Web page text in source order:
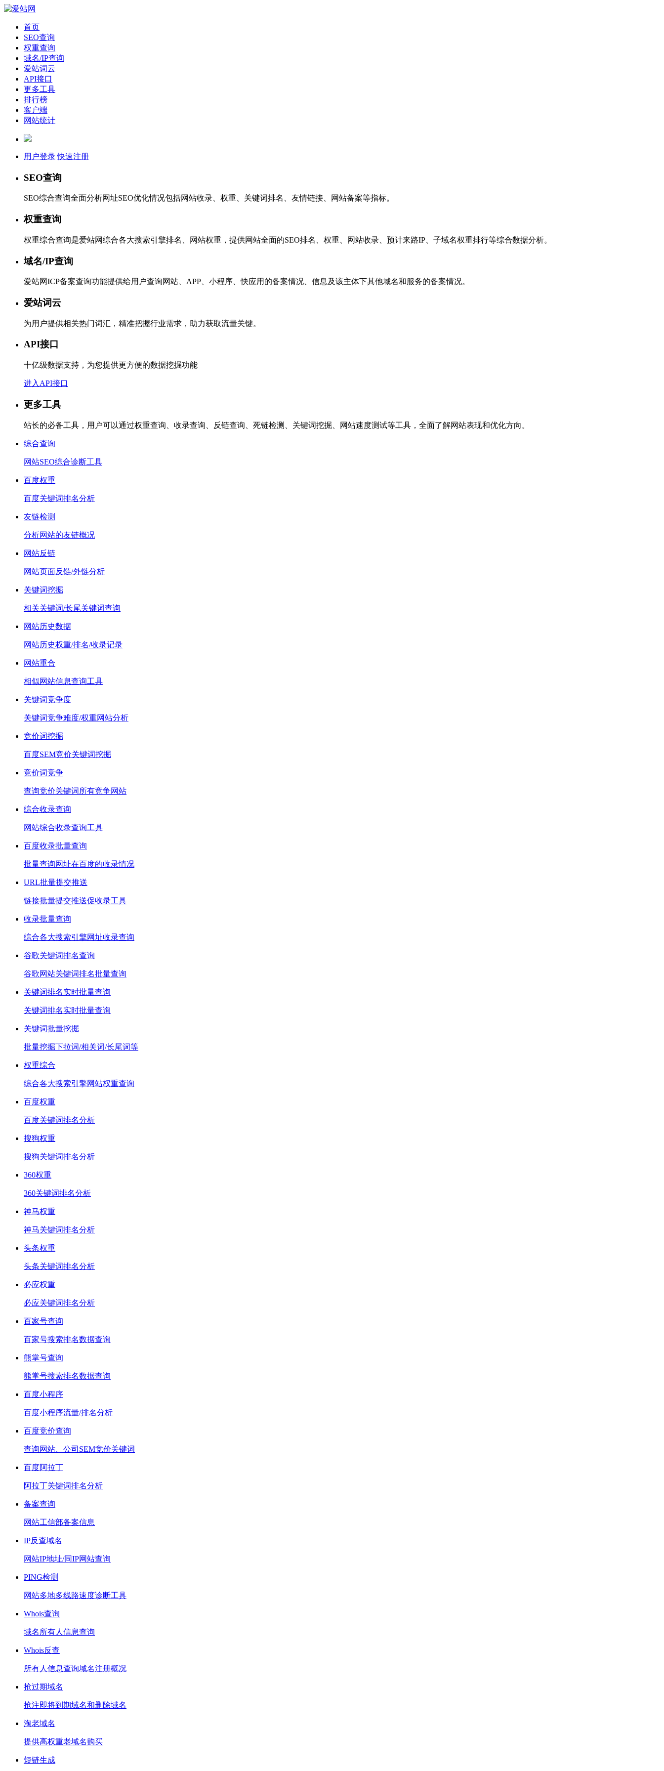
首页
SEO查询
权重查询
域名/IP查询
爱站词云
API接口
更多工具
排行榜
客户端
网站统计
用户登录 快速注册
SEO查询
SEO综合查询全面分析网址SEO优化情况包括网站收录、权重、关键词排名、友情链接、网站备案等指标。
权重查询
权重综合查询是爱站网综合各大搜索引擎排名、网站权重，提供网站全面的SEO排名、权重、网站收录、预计来路IP、子域名权重排行等综合数据分析。
域名/IP查询
爱站网ICP备案查询功能提供给用户查询网站、APP、小程序、快应用的备案情况、信息及该主体下其他域名和服务的备案情况。
爱站词云
为用户提供相关热门词汇，精准把握行业需求，助力获取流量关键。
API接口
十亿级数据支持，为您提供更方便的数据挖掘功能
进入API接口
更多工具
站长的必备工具，用户可以通过权重查询、收录查询、反链查询、死链检测、关键词挖掘、网站速度测试等工具，全面了解网站表现和优化方向。
综合查询
网站SEO综合诊断工具
百度权重
百度关键词排名分析
友链检测
分析网站的友链概况
网站反链
网站页面反链/外链分析
关键词挖掘
相关关键词/长尾关键词查询
网站历史数据
网站历史权重/排名/收录记录
网站重合
相似网站信息查询工具
关键词竞争度
关键词竞争难度/权重网站分析
竞价词挖掘
百度SEM竞价关键词挖掘
竞价词竞争
查询竞价关键词所有竞争网站
综合收录查询
网站综合收录查询工具
百度收录批量查询
批量查询网址在百度的收录情况
URL批量提交推送
链接批量提交推送促收录工具
收录批量查询
综合各大搜索引擎网址收录查询
谷歌关键词排名查询
谷歌网站关键词排名批量查询
关键词排名实时批量查询
关键词排名实时批量查询
关键词批量挖掘
批量挖掘下拉词/相关词/长尾词等
权重综合
综合各大搜索引擎网站权重查询
百度权重
百度关键词排名分析
搜狗权重
搜狗关键词排名分析
360权重
360关键词排名分析
神马权重
神马关键词排名分析
头条权重
头条关键词排名分析
必应权重
必应关键词排名分析
百家号查询
百家号搜索排名数据查询
熊掌号查询
熊掌号搜索排名数据查询
百度小程序
百度小程序流量/排名分析
百度竞价查询
查询网站、公司SEM竞价关键词
百度阿拉丁
阿拉丁关键词排名分析
备案查询
网站工信部备案信息
IP反查域名
网站IP地址/同IP网站查询
PING检测
网站多地多线路速度诊断工具
Whois查询
域名所有人信息查询
Whois反查
所有人信息查询域名注册概况
抢过期域名
抢注即将到期域名和删除域名
淘老域名
提供高权重老域名购买
短链生成